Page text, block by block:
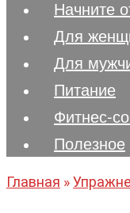
Начните
Для
Для
Питание
Фитнес-
Полезноe
Главная »